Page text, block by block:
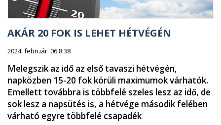
AKÁR 20 FOK IS LEHET HÉTVÉGÉN
2024. február. 06 8:38
Melegszik az idő az első tavaszi hétvégén,
napközben 15-20 fok körüli maximumok várhatók.
Emellett továbbra is többfelé szeles lesz az idő, de
sok lesz a napsütés is, a hétvége második felében
várható egyre többfelé csapadék